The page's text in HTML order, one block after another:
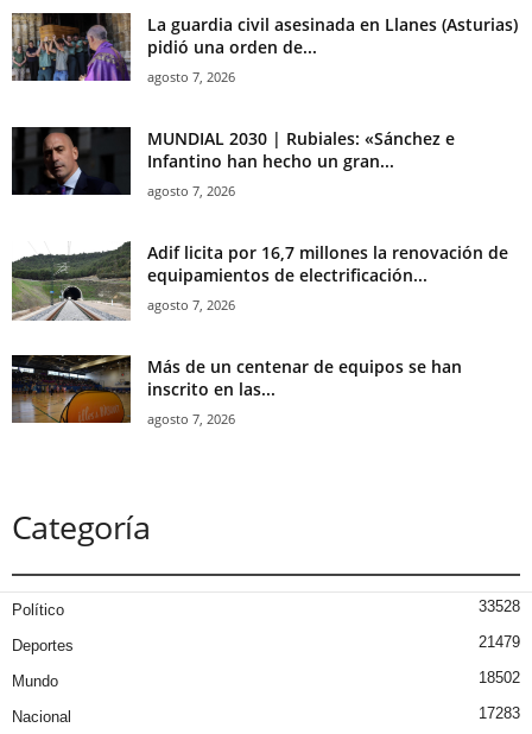
La guardia civil asesinada en Llanes (Asturias)
pidió una orden de...
agosto 7, 2026
MUNDIAL 2030 | Rubiales: «Sánchez e
Infantino han hecho un gran...
agosto 7, 2026
Adif licita por 16,7 millones la renovación de
equipamientos de electrificación...
agosto 7, 2026
Más de un centenar de equipos se han
inscrito en las...
agosto 7, 2026
Categoría
Político 33528
Deportes 21479
Mundo 18502
Nacional 17283